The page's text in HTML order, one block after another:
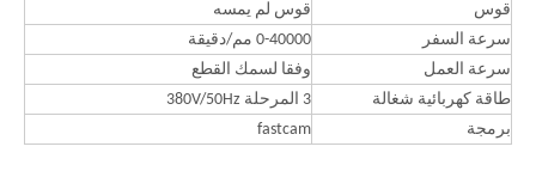
قوس
قوس لم يمسه
سرعة السفر
0-40000 مم/دقيقة
سرعة العمل
وفقا لسمك القطع
طاقة كهربائية شغالة
3 المرحلة 380V/50Hz
برمجة
fastcam